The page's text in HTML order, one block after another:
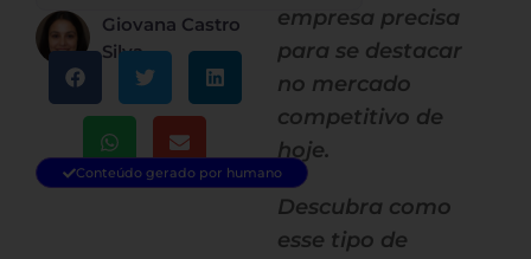
Giovana Castro
Silva
Conteúdo gerado por humano
empresa precisa
para se destacar
no mercado
competitivo de
hoje.
Descubra como
esse tipo de